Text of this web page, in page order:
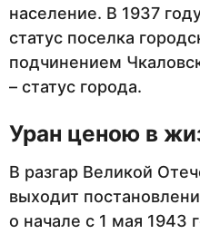
население. В 1937
статус поселка
подчинением
– статус города.
Уран ценою в
В разгар Великой
выходит
о начале с 1 мая 1943